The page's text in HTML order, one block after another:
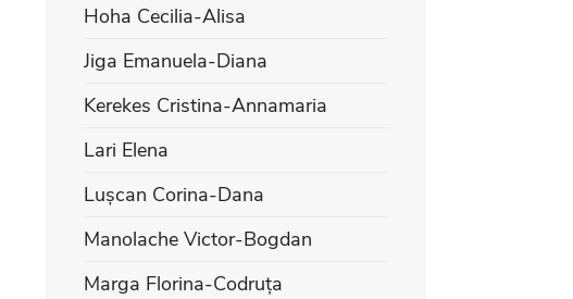
Hoha Cecilia-Alisa
Jiga Emanuela-Diana
Kerekes Cristina-Annamaria
Lari Elena
Lușcan Corina-Dana
Manolache Victor-Bogdan
Marga Florina-Codruța